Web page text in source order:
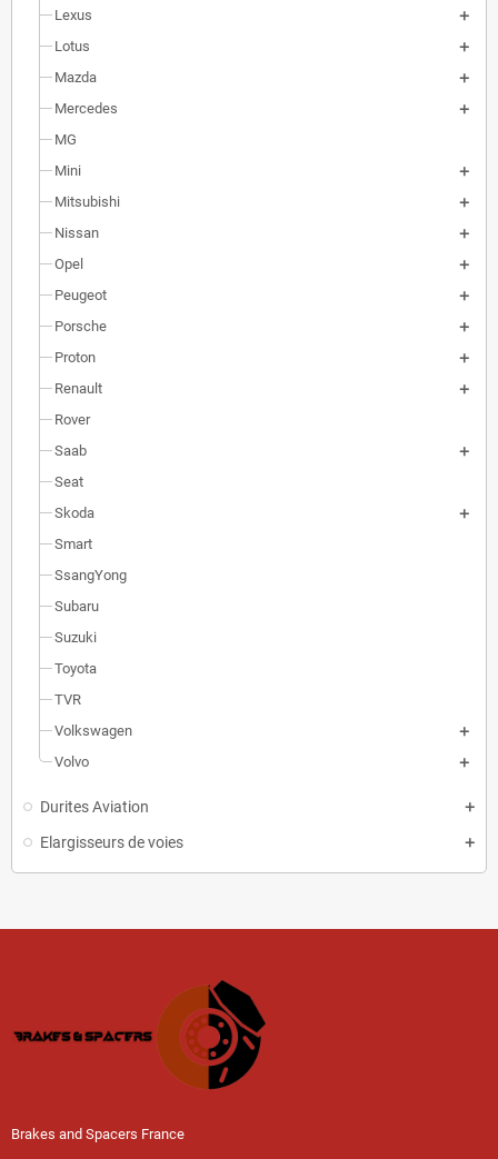
Lexus
Lotus
Mazda
Mercedes
MG
Mini
Mitsubishi
Nissan
Opel
Peugeot
Porsche
Proton
Renault
Rover
Saab
Seat
Skoda
Smart
SsangYong
Subaru
Suzuki
Toyota
TVR
Volkswagen
Volvo
Durites Aviation
Elargisseurs de voies
Brakes and Spacers France